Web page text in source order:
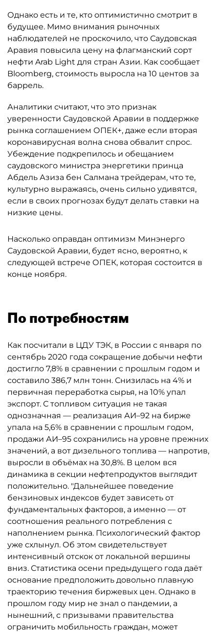
Однако есть и те, кто оптимистично смотрит в
будущее. Мимо внимания рыночных
наблюдателей не проскочило, что Саудовская
Аравия повысила цену на флагманский сорт
нефти Arab Light для стран Азии. Как сообщает
Bloomberg, стоимость выросла на 10 центов за
баррель.
Аналитики считают, что это признак
уверенности Саудовской Аравии в поддержке
рынка соглашением ОПЕК+, даже если вторая
коронавирусная волна снова обвалит спрос.
Убеждение подкрепилось и обещанием
саудовского министра энергетики принца
Абдель Азиза бен Салмана трейдерам, что те,
культурно выражаясь, очень сильно удивятся,
если в своих прогнозах будут делать ставки на
низкие цены.
Насколько оправдан оптимизм Минэнерго
Саудовской Аравии, будет ясно, вероятно, к
следующей встрече ОПЕК, которая состоится в
конце ноября.
По потребностям
Как посчитали в ЦДУ ТЭК, в России с января по
сентябрь 2020 года сокращение добычи нефти
достигло 7,8% в сравнении с прошлым годом и
составило 386,7 млн тонн. Снизилась на 4% и
первичная переработка сырья, на 10% упал
экспорт. С топливом ситуация не такая
однозначная — реализация АИ–92 на бирже
упала на 5,6% в сравнении с прошлым годом,
продажи АИ–95 сохранились на уровне прежних
значений, а вот дизельного топлива — напротив,
выросли в объёмах на 30,8%. В целом вся
динамика в секции нефтепродуктов выглядит
положительно. "Дальнейшее поведение
бензиновых индексов будет зависеть от
фундаментальных факторов, а именно — от
соотношения реального потребления с
наполнением рынка. Психологический фактор
уже схлынул. Об этом свидетельствует
интенсивный отскок от локальной вершины
вниз. Статистика осени предыдущего года даёт
основание предположить довольно плавную
траекторию течения биржевых цен. Однако в
прошлом году мир не знал о пандемии, а
нынешний, с призывами правительства
ограничить мобильность граждан, может